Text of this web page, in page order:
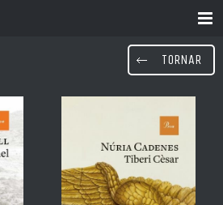
TORNAR